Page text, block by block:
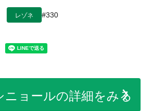
レゾネ #330
ョールの詳細をみる